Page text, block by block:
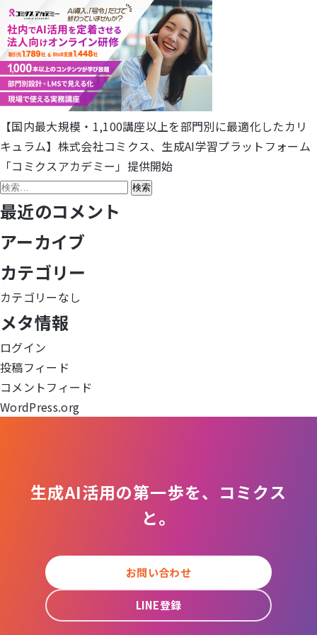
投
稿
ナ
ビ
ゲ
ー
シ
ョ
ン
【国内最大規模・1,100講座以上を部門別に最適化したカリ
キュラム】株式会社コミクス、生成AI学習プラットフォーム
「コミクスアカデミー」提供開始
検
索:
最近のコメント
アーカイブ
カテゴリー
カテゴリーなし
メタ情報
ログイン
投稿フィード
コメントフィード
WordPress.org
生成AI活用の第一歩を、コミクス
と。
お問い合わせ
LINE登録